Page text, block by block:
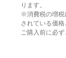
ります。
※消費税の増税
されている価格
ご購入前に必ず